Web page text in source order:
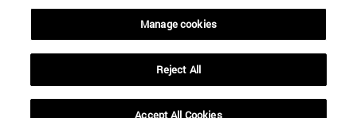
Manage cookies
Reject All
Accept All Cookies